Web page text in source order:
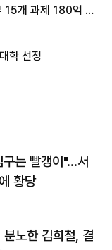
15개 과제 180억 지
학 선정
는 빨갱이"…서
황당
노한 김희철, 결